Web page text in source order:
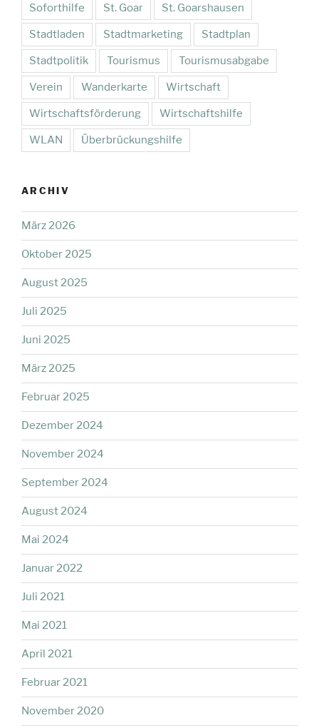
Soforthilfe St. Goar St. Goarshausen
Stadtladen Stadtmarketing Stadtplan
Stadtpolitik Tourismus Tourismusabgabe
Verein Wanderkarte Wirtschaft
Wirtschaftsförderung Wirtschaftshilfe
WLAN Überbrückungshilfe
ARCHIV
März 2026
Oktober 2025
August 2025
Juli 2025
Juni 2025
März 2025
Februar 2025
Dezember 2024
November 2024
September 2024
August 2024
Mai 2024
Januar 2022
Juli 2021
Mai 2021
April 2021
Februar 2021
November 2020